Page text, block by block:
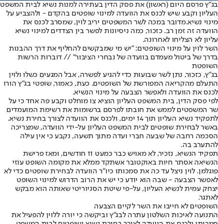
בג"ץ פרסם היום (ראשון) את פסק הדין בעתירה למנות נשיא לבית המשפט
העליון וקבע שיש לכנס את הוועדה למינוי שופטים בהקדם - ולהצביע על
מינוי נשיא.מדובר במכה לשר המשפטים יריב לוין, שמסרב לכנס את
הוועדה זה זמן רב. כזכור, כמה ניסיונות לפשר בין הצדדים למינוי נשיא
עליון לא הצליחו לאחרונה.
השר לוין על מינוי השופטים: "יש מי שמבקשים להחליף את דרך ההבנות
בדרך של ביטול מעמדם בוועדה של נבחרי הציבור" // דוברות הרשות
השופטת
בג"ץ, כזכור, נתן לשר שבועות כדי להגיע לפשרה, אבל המגעים כשלו ולוין
התעלם מהקריאה המפורשת של השופטים. כעת, כאמור, שופטי בג"ץ הורו
לכנס את הוועדה ולאפשר הצבעה על מינוי הנשיא.
לפי פסק הדין, בית המשפט העליון הוציא צו מוחלט וקבע פה אחד כי על
שר המשפטים לממש את חובתו לפרסם ברשומות את רשימת המועמדים
לתפקיד נשיא העליון תוך 14 ימים, ולכנס את הוועדה לצורך בחירת נשיא.
באשר לבחירת שופטים לבית המשפט העליון על-ידי הוועדה, שמצריכה
הסכמה רחבה של שבעה חברי ועדה מתוך תשעה, נקבע כי אין עילה
להתערב בה.
תפקיד הנשיא, נזכיר, לא מאויש כבר כמעט 11 חודשים, ומאז פרישת
הנשיאה אסתר חיות באוקטובר אשתקד ממלא את מקומה השופט עוזי
פוגלמן. לוין ניצל עד כה את סמכותו כיו"ר הוועדה לבחירת שופטים כדי לא
לאפשר הצבעה - שבה הוא יודע כי יש את הרוב הדרוש למינוי השופט
יצחק עמית לנשיא העליון, על-פי שיטת הסניוריטי שאותה הוא מבקש
לאתגר.
השופטים לא חייבו את השר לקיים הצבעה
התנועה לאיכות השלטון עתרה לבג"ץ וביקשה כי יורה ללוין להפעיל את